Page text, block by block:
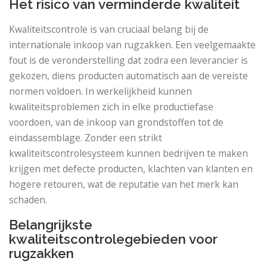
Het risico van verminderde kwaliteit
Kwaliteitscontrole is van cruciaal belang bij de
internationale inkoop van rugzakken. Een veelgemaakte
fout is de veronderstelling dat zodra een leverancier is
gekozen, diens producten automatisch aan de vereiste
normen voldoen. In werkelijkheid kunnen
kwaliteitsproblemen zich in elke productiefase
voordoen, van de inkoop van grondstoffen tot de
eindassemblage. Zonder een strikt
kwaliteitscontrolesysteem kunnen bedrijven te maken
krijgen met defecte producten, klachten van klanten en
hogere retouren, wat de reputatie van het merk kan
schaden.
Belangrijkste
kwaliteitscontrolegebieden voor
rugzakken